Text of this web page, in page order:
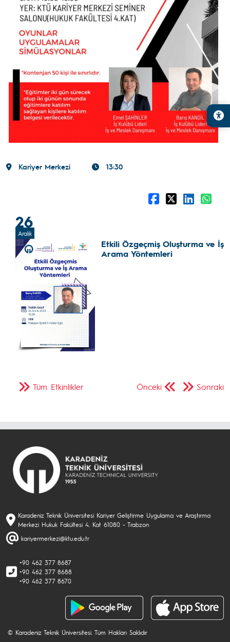
Kariyer Merkezi 13:30
26
Aralık
Etkili Özgeçmiş Oluşturma ve İş
Arama Yöntemleri
Önceki Sonraki
Tüm Etkinlikler
Karadeniz Teknik Üniversitesi Kariyer Geliştirme Uygulama ve Araştırma
Merkezi Hukuk Fakültesi 4. Kat 61080 - Trabzon
kariyermerkezi@ktu.edu.tr
+90 462 377 8687
+90 462 377 8688
+90 462 377 8670
© Karadeniz Teknik Üniversitesi. Tüm Hakları Saklıdır